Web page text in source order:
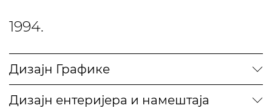
1994.
Дизајн Графике
Дизајн ентеријера и намештаја